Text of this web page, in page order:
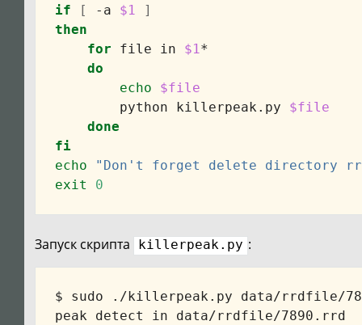
if
[ -a $1
]
then
for file in $1*
do
echo
$file
        python killerpeak.py
$file
done
fi
echo
"Don't forget delete directory
exit
0
Запуск скрипта killerpeak.py :
$ sudo ./killerpeak.py data/rrdfile/
peak detect in data/rrdfile/7890.rrd